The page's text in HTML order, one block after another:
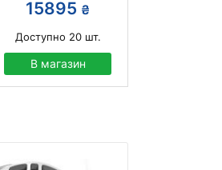
15895 ₴
Доступно 20шт.
В магазин